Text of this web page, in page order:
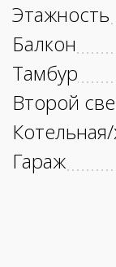
Этажность
Балкон
Тамбур
Второй
Гараж